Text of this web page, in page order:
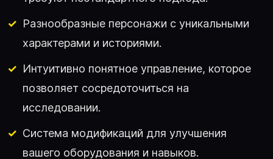
Разнообразные персонажи с уникальными
характерами и историями.
Интуитивно понятное управление, которое
позволяет сосредоточиться на
исследовании.
Система модификаций для улучшения
вашего оборудования и навыков.